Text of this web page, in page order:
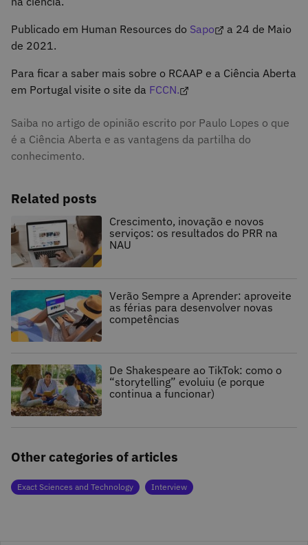
Publicado em Human Resources do Sapo
a 24 de Maio
de 2021.
Para ficar a saber mais sobre o RCAAP e a Ciência Aberta
em Portugal visite o site da FCCN.
Saiba no artigo de opinião escrito por Paulo Lopes o que
é a Ciência Aberta e as vantagens da partilha do
conhecimento.
Related posts
Crescimento, inovação e novos
serviços: os resultados do PRR na
NAU
Verão Sempre a Aprender: aproveite
as férias para desenvolver novas
competências
De Shakespeare ao TikTok: como o
“storytelling” evoluiu (e porque
continua a funcionar)
Other categories of articles
Exact Sciences and Technology Interview